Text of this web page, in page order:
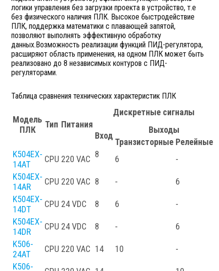
логики управления без загрузки проекта в устройство, т.е
без физического наличия ПЛК. Высокое быстродействие
ПЛК, поддержка математики с плавающей запятой,
позволяют выполнять эффективную обработку
данных.Возможность реализации функций ПИД-регулятора,
расширяют область применения, на одном ПЛК может быть
реализовано до 8 независимых контуров с ПИД-
регуляторами.
Таблица сравнения технических характеристик ПЛК
Модель
ПЛК
Тип Питания
Дискретные сигналы
Вход
Выходы
Транзисторные Релейные
K504EX-
14AT
CPU 220 VAC 8 6 -
K504EX-
14AR
CPU 220 VAC 8 - 6
K504EX-
14DT
CPU 24 VDC 8 6 -
K504EX-
14DR
CPU 24 VDC 8 - 6
K506-
24AT
CPU 220 VAC 14 10 -
K506-